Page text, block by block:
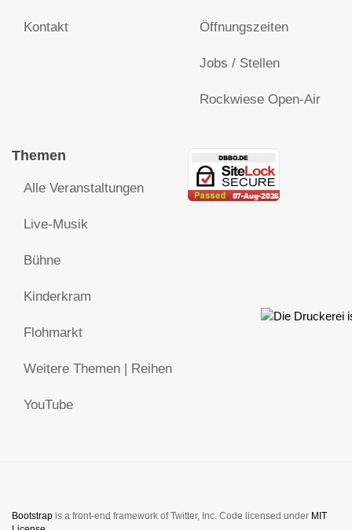
Kontakt Öffnungszeiten
Jobs / Stellen
Rockwiese Open-Air
Themen
Alle Veranstaltungen
Live-Musik
Bühne
Kinderkram
Flohmarkt
Weitere Themen | Reihen
YouTube
Bootstrap is a front-end framework of Twitter, Inc. Code licensed under MIT